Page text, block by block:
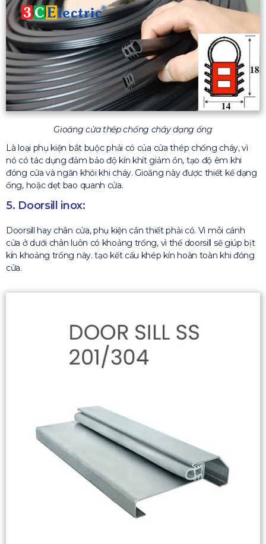
Gioăng cửa thép chống cháy dạng ống
Là loại phụ kiện bắt buộc phải có của cửa thép chống cháy, vì
nó có tác dụng đảm bảo độ kín khít giảm ồn, tạo độ êm khi
đóng cửa và ngăn khói khi cháy. Gioăng này được thiết kế dạng
ống, hoặc dẹt bao quanh cửa.
5. Doorsill inox:
Doorsill hay chân cửa, phụ kiện cần thiết phải có. Vì mỗi cánh
cửa ở dưới chân luôn có khoảng trống, vì thế doorsill sẽ giúp bịt
kín khoảng trống này. tạo kết cấu khép kín hoàn toàn khi đóng
cửa.